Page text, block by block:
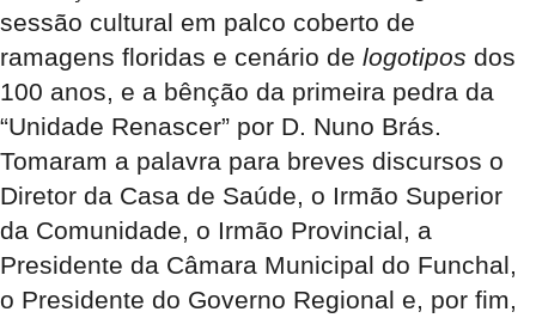
sessão cultural em palco coberto de
ramagens floridas e cenário de logotipos dos
100 anos, e a bênção da primeira pedra da
“Unidade Renascer” por D. Nuno Brás.
Tomaram a palavra para breves discursos o
Diretor da Casa de Saúde, o Irmão Superior
da Comunidade, o Irmão Provincial, a
Presidente da Câmara Municipal do Funchal,
o Presidente do Governo Regional e, por fim,